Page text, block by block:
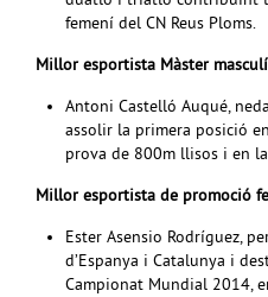
femení del CN Reus Ploms.
Millor esportista Màster masculí
Antoni Castelló Auqué,
assolir la primera posició
prova de 800m llisos i en
Millor esportista de promoció
Ester Asensio Rodríguez,
d’Espanya i Catalunya i
Campionat Mundial 2014,